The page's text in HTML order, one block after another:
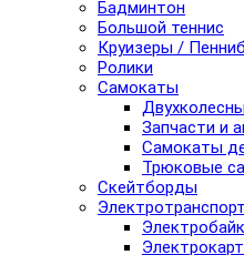
Бадминтон
Большой теннис
Круизеры /
Ролики
Самокаты
Запчасти и
Самокаты
Трюковые
Скейтборды
Электротранспорт